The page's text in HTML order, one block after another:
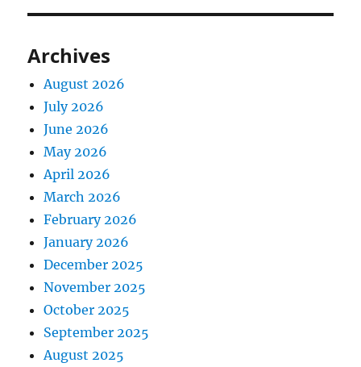
Archives
August 2026
July 2026
June 2026
May 2026
April 2026
March 2026
February 2026
January 2026
December 2025
November 2025
October 2025
September 2025
August 2025